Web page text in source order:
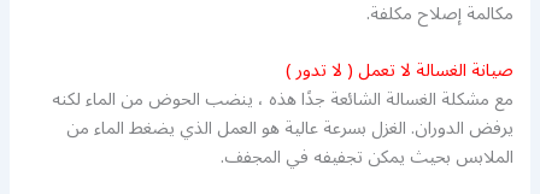
مكالمة إصلاح مكلفة.
صيانة الغسالة لا تعمل ( لا تدور )
مع مشكلة الغسالة الشائعة جدًا هذه ، ينضب الحوض من الماء لكنه
يرفض الدوران. الغزل بسرعة عالية هو العمل الذي يضغط الماء من
الملابس بحيث يمكن تجفيفه في المجفف.